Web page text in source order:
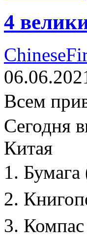
4
Всем
Сегодня
Китая
1.
2.
3.